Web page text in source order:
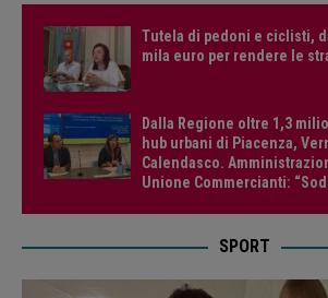
Tutela di pedoni e ciclisti,
mila euro per rendere le
Dalla Regione oltre 1,3
hub urbani di Piacenza,
Calendasco.
Unione Commercianti:
SPORT